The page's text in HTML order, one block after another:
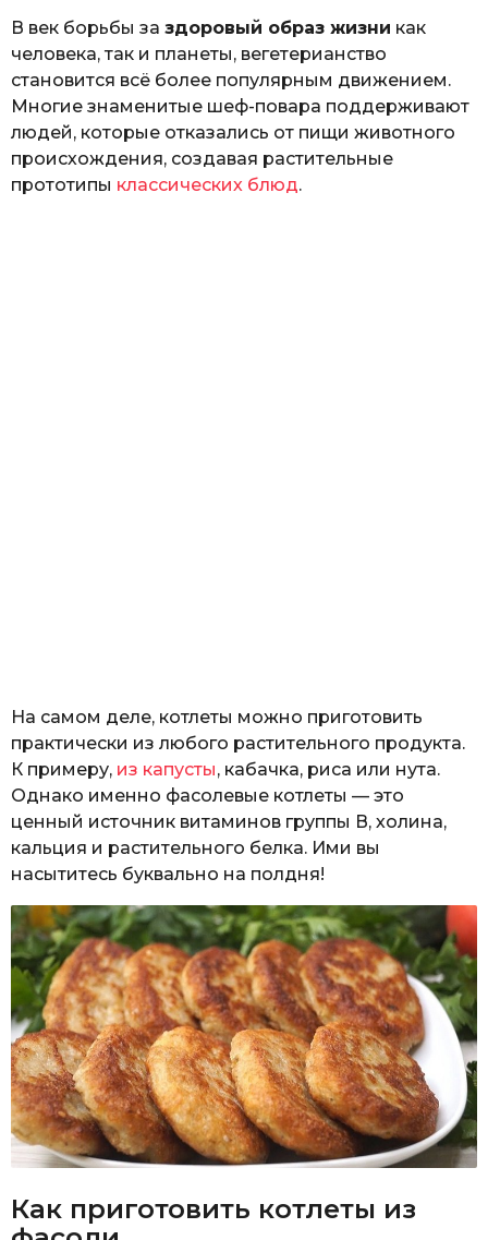
В век борьбы за здоровый образ жизни как
человека, так и планеты, вегетерианство
становится всё более популярным движением.
Многие знаменитые шеф-повара поддерживают
людей, которые отказались от пищи животного
происхождения, создавая растительные
прототипы классических блюд.
На самом деле, котлеты можно приготовить
практически из любого растительного продукта.
К примеру, из капусты, кабачка, риса или нута.
Однако именно фасолевые котлеты — это
ценный источник витаминов группы В, холина,
кальция и растительного белка. Ими вы
насытитесь буквально на полдня!
Как приготовить котлеты из